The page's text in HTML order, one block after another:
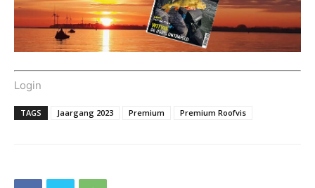
Login
TAGS Jaargang 2023 Premium Premium Roofvis